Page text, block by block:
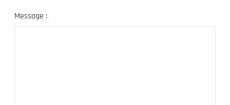
Message :